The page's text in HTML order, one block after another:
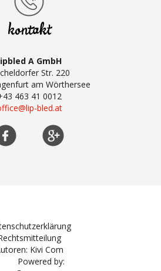
kontakt
A GmbH
Str. 220
am Wörthersee
463 41 0012
bled.at
Kivi Com
Powered by: